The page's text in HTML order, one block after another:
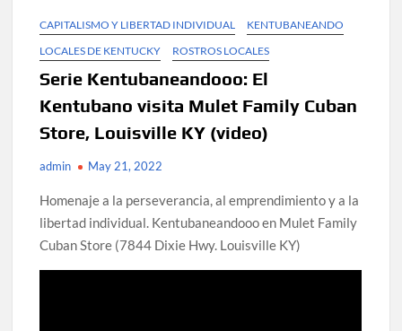
CAPITALISMO Y LIBERTAD INDIVIDUAL
KENTUBANEANDO
LOCALES DE KENTUCKY
ROSTROS LOCALES
Serie Kentubaneandooo: El
Kentubano visita Mulet Family Cuban
Store, Louisville KY (video)
admin May 21, 2022
Homenaje a la perseverancia, al emprendimiento y a la
libertad individual. Kentubaneandooo en Mulet Family
Cuban Store (7844 Dixie Hwy. Louisville KY)